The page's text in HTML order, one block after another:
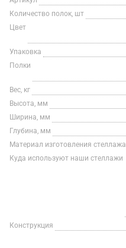
Количество полок, шт
Цвет
Упаковка
Полки
Вес, кг
Высота, мм
Ширина, мм
Глубина, мм
Материал изготовления стеллажа
Куда используют наши стеллажи
Конструкция